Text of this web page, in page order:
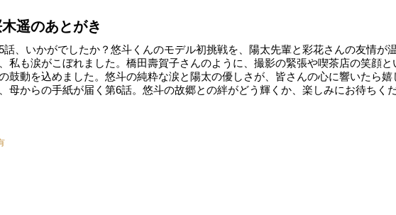
遥のあとがき
話、いかがでしたか？悠斗くんのモデル初挑戦を、陽太先輩と彩花さんの友情が
私も涙がこぼれました。橋田壽賀子さんのように、撮影の緊張や喫茶店の笑顔と
鼓動を込めました。悠斗の純粋な涙と陽太の優しさが、皆さんの心に響いたら嬉
母からの手紙が届く第6話。悠斗の故郷との絆がどう輝くか、楽しみにお待ちくだ